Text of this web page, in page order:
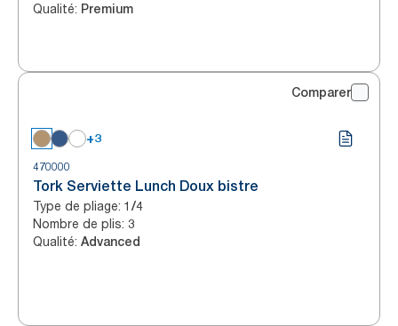
Qualité: Premium
Comparer
+3
470000
Tork Serviette Lunch Doux bistre
Type de pliage: 1/4
Nombre de plis: 3
Qualité: Advanced